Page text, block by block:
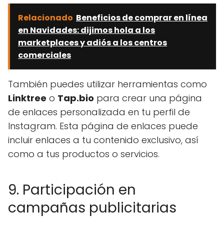
Relacionado Beneficios de comprar en línea
en Navidades: dijimos hola a los
marketplaces y adiós a los centros
comerciales
También puedes utilizar herramientas como
Linktree o Tap.bio para crear una página
de enlaces personalizada en tu perfil de
Instagram. Esta página de enlaces puede
incluir enlaces a tu contenido exclusivo, así
como a tus productos o servicios.
9. Participación en
campañas publicitarias